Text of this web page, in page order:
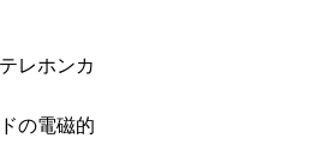
レホンカ
の電磁的